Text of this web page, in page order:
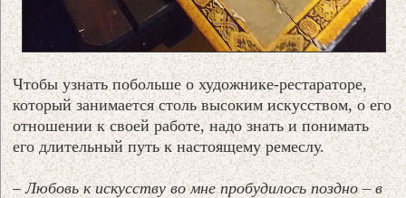
Чтобы узнать побольше о художнике-рестараторе,
который занимается столь высоким искусством, о его
отношении к своей работе, надо знать и понимать
его длительный путь к настоящему ремеслу.
– Любовь к искусству во мне пробудилось поздно – в